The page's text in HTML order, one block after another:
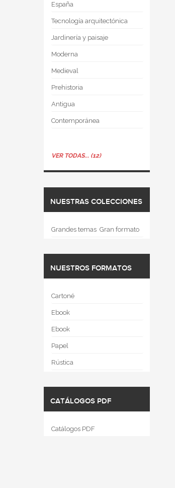
España
Tecnología arquitectónica
Jardinería y paisaje
Moderna
Medieval
Prehistoria
Antigua
Contemporánea
VER TODAS... (12)
NUESTRAS COLECCIONES
Grandes temas  Gran formato
NUESTROS FORMATOS
Cartoné
Ebook
Ebook
Papel
Rústica
CATÁLOGOS PDF
Catálogos PDF